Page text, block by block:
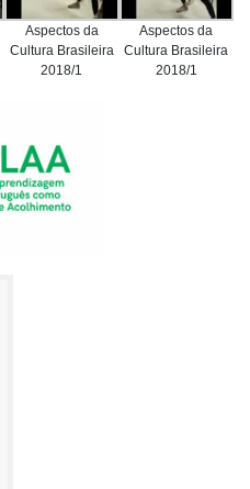
Aspectos da
Cultura Brasileira
2018/1
Aspectos da
Cultura Brasileira
2018/1